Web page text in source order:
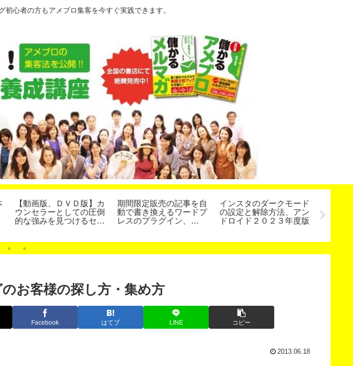
心者の方もアメブロ集客を今すぐ実践できます。
【動画版、ＤＶＤ版】カ
ウンセラーとしての圧倒
的な強みを見つけるセミ
期間限定販売の記事を自
動で書き換えるワードプ
レスのプラグイン、
インスタのダークモード
の設定と解除方法、アン
ドロイド２０２３年度版
にする
講師養
お客様の探し方・集め方
Facebook はてブ LINE コピー
2013.06.18